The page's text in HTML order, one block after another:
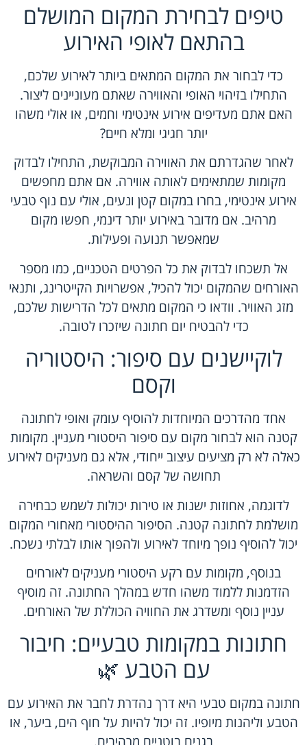
טיפים לבחירת המקום המושלם
בהתאם לאופי האירוע
כדי לבחור את המקום המתאים ביותר לאירוע שלכם,
התחילו בזיהוי האופי והאווירה שאתם מעוניינים ליצור.
האם אתם מעדיפים אירוע אינטימי וחמים, או אולי משהו
יותר חגיגי ומלא חיים?
לאחר שהגדרתם את האווירה המבוקשת, התחילו לבדוק
מקומות שמתאימים לאותה אווירה. אם אתם מחפשים
אירוע אינטימי, בחרו במקום קטן ונעים, אולי עם נוף טבעי
מרהיב. אם מדובר באירוע יותר דינמי, חפשו מקום
שמאפשר תנועה ופעילות.
אל תשכחו לבדוק את כל הפרטים הטכניים, כמו מספר
האורחים שהמקום יכול להכיל, אפשרויות הקייטרינג, ותנאי
מזג האוויר. וודאו כי המקום מתאים לכל הדרישות שלכם,
כדי להבטיח יום חתונה שיזכרו לטובה.
לוקיישנים עם סיפור: היסטוריה
וקסם
אחד מהדרכים המיוחדות להוסיף עומק ואופי לחתונה
קטנה הוא לבחור מקום עם סיפור היסטורי מעניין. מקומות
כאלה לא רק מציעים עיצוב ייחודי, אלא גם מעניקים לאירוע
תחושה של קסם והשראה.
לדוגמה, אחוזות ישנות או טירות יכולות לשמש כבחירה
מושלמת לחתונה קטנה. הסיפור ההיסטורי מאחורי המקום
יכול להוסיף נופך מיוחד לאירוע ולהפוך אותו לבלתי נשכח.
בנוסף, מקומות עם רקע היסטורי מעניקים לאורחים
הזדמנות ללמוד משהו חדש במהלך החתונה. זה מוסיף
עניין נוסף ומשדרג את החוויה הכוללת של האורחים.
חתונות במקומות טבעיים: חיבור
עם הטבע 🌿
חתונה במקום טבעי היא דרך נהדרת לחבר את האירוע עם
הטבע וליהנות מיופיו. זה יכול להיות על חוף הים, ביער, או